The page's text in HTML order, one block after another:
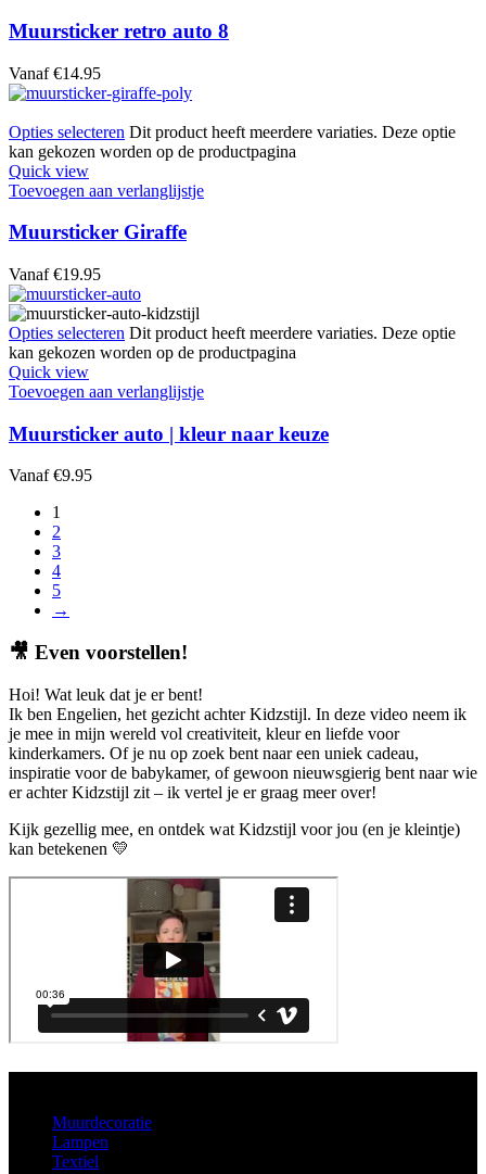
Muursticker retro auto 8
Vanaf €14.95
Opties selecteren Dit product heeft meerdere variaties. Deze optie
kan gekozen worden op de productpagina
Quick view
Toevoegen aan verlanglijstje
Muursticker Giraffe
Vanaf €19.95
Opties selecteren Dit product heeft meerdere variaties. Deze optie
kan gekozen worden op de productpagina
Quick view
Toevoegen aan verlanglijstje
Muursticker auto | kleur naar keuze
Vanaf €9.95
1
2
3
4
5
→
🎥 Even voorstellen!
Hoi! Wat leuk dat je er bent!
Ik ben Engelien, het gezicht achter Kidzstijl. In deze video neem ik
je mee in mijn wereld vol creativiteit, kleur en liefde voor
kinderkamers. Of je nu op zoek bent naar een uniek cadeau,
inspiratie voor de babykamer, of gewoon nieuwsgierig bent naar wie
er achter Kidzstijl zit – ik vertel je er graag meer over!
Kijk gezellig mee, en ontdek wat Kidzstijl voor jou (en je kleintje)
kan betekenen 💛
Muurdecoratie
Lampen
Textiel